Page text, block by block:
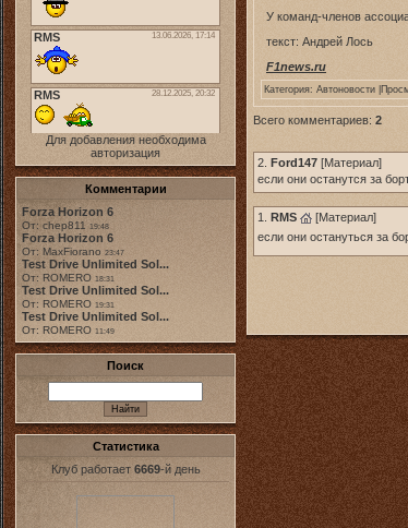
Для добавления необходима
авторизация
Комментарии
Forza Horizon 6
От: chep811 19:48
Forza Horizon 6
От: MaxFiorano 23:47
Test Drive Unlimited Sol...
От: ROMERO 18:31
Test Drive Unlimited Sol...
От: ROMERO 19:31
Test Drive Unlimited Sol...
От: ROMERO 11:49
Поиск
Статистика
Клуб работает 6669-й день
У команд-членов
текст: Андрей Лось
F1news.ru
Категория: Автоновости
Всего комментариев: 2
2. Ford147 [Материал]
если они останутся за
1. RMS [Материал]
если они остануться за